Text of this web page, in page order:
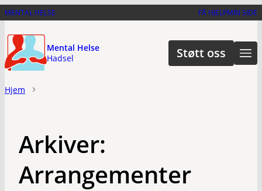
Hopp
hovedinnhold
MENTAL HELSE FÅ HJELPMIN SIDE
Mental Helse
Hadsel
Støtt oss
Hjem
Arkiver:
Arrangementer